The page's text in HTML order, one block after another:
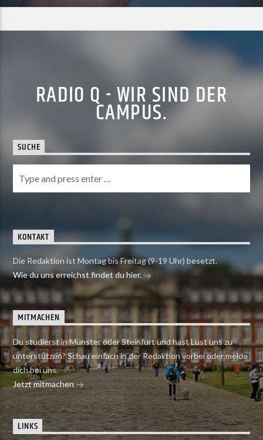
RADIO Q - WIR SIND DER
CAMPUS.
SUCHE
KONTAKT
Die Redaktion ist Montag bis Freitag (9-19 Uhr) besetzt.
Wie du uns erreichst findet du hier.
MITMACHEN
Du studierst in Münster oder Steinfurt und hast Lust uns zu
unterstützen? Schau einfach in der Redaktion vorbei oder melde
dich bei uns.
Jetzt mitmachen
LINKS